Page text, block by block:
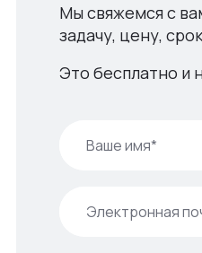
Мы свяжемся с
задачу, цену,
Это бесплатно и